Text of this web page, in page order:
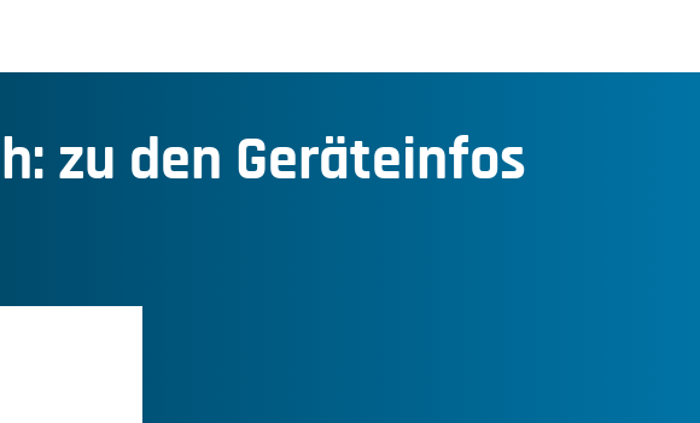
zu den Geräteinfos